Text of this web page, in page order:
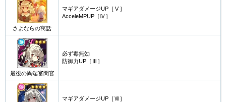
さよならの寓話
マギアダメージUP［Ⅴ］
AcceleMPUP［Ⅳ］
最後の異端審問官
必ず毒無効
防御力UP［Ⅲ］
マギアダメージUP［Ⅶ］